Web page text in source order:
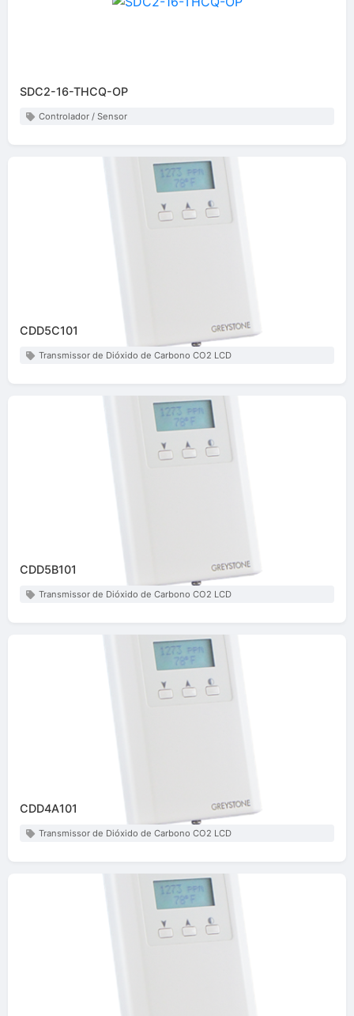
SDC2-16-THCQ-OP
Controlador / Sensor
CDD5C101
Transmissor de Dióxido de Carbono CO2 LCD
CDD5B101
Transmissor de Dióxido de Carbono CO2 LCD
CDD4A101
Transmissor de Dióxido de Carbono CO2 LCD